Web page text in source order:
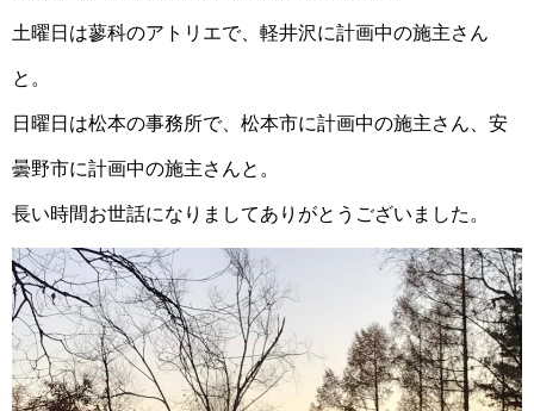
土曜日は蓼科のアトリエで、軽井沢に計画中の施主さん
と。
日曜日は松本の事務所で、松本市に計画中の施主さん、安
曇野市に計画中の施主さんと。
長い時間お世話になりましてありがとうございました。